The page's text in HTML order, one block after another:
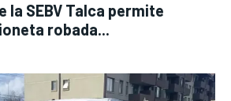
la SEBV Talca permite
robada...